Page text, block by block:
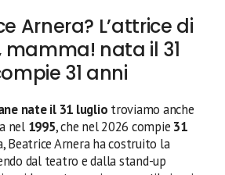
Arnera? L’attrice di
mamma! nata il 31
31 anni
nate il 31 luglio troviamo anche
nel 1995, che nel 2026 compie 31
Beatrice Arnera ha costruito la
dal teatro e dalla stand-up